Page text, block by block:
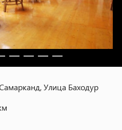
Улица Баходур